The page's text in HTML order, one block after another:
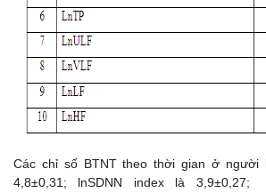
Các chỉ số BTNT theo thời gian ở người
4,8±0,31; lnSDNN index là 3,9±0,27;